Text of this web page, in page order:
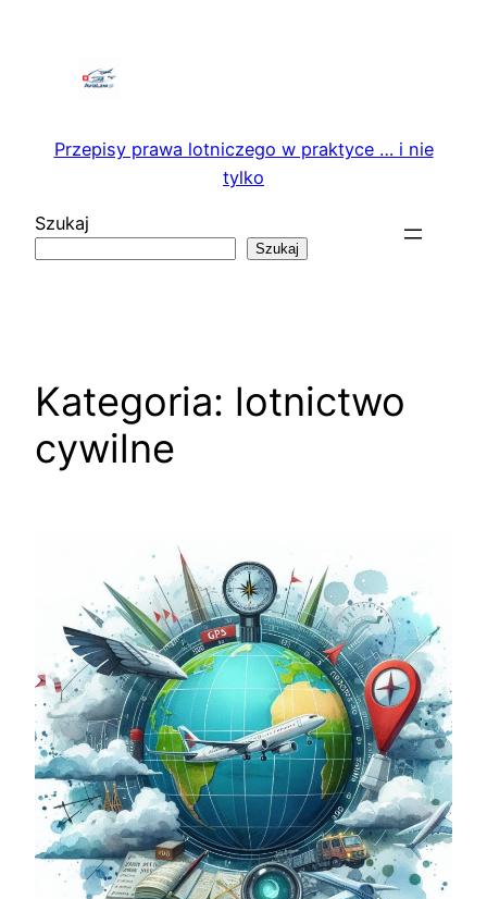
Przepisy prawa lotniczego w praktyce … i nie
tylko
Szukaj
Szukaj
Kategoria: lotnictwo
cywilne